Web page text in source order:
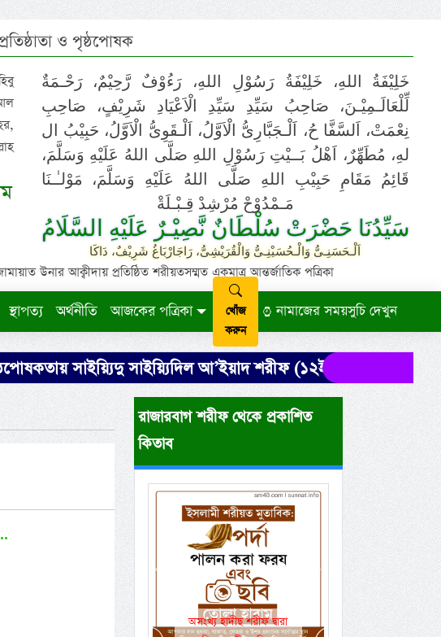
ও পৃষ্ঠপোষক
خَلِيْفَةُ اللهِ، خَلِيْفَةُ رَسُوْلِ اللهِ، رَءُوْفٌ رَّحِيْمٌ، رَحْـمَةٌ
لِّلْعَالَـمِيْـنَ، صَاحِبُ سَيِّدِ سَيِّدِ الْاَعْيَادِ شَرِيْفٍ، صَاحِبِ
نِعْمَتْ، اَلسَّفَّا حُ، اَلْـجَبَّارِىُّ الْاَوَّلُ، اَلْـقَوِىُّ الْاَوَّلُ، حَبِيْبُ ال
لهِ، مُطَهِّرٌ، اَهْلُ بَــيْتِ رَسُوْلِ اللهِ صَلَّى اللهُ عَلَيْهِ وَسَلَّمَ،
قَائِمُ مَقَامِ حَبِيْبِ اللهِ صَلَّى اللهُ عَلَيْهِ وَسَلَّمَ، مَوْلـٰـنَا
مَـمْدُوْحْ مُرْشِدْ قِـبْـلَةْ
سَيِّدُنَا حَضْرَتْ سُلْطَانٌ نَّصِيْـرٌ عَلَيْهِ السَّلَامُ
اَلْـحَسَنِـىُّ وَالْـحُسَيْنِـىُّ وَالْقُرَيْشِىُّ، رَاجَارْبَاغُ شَرِيْفٌ، دَاكَا
উনার আক্বীদায় প্রতিষ্ঠিত শরীয়তসম্মত একমাত্র আন্তর্জাতিক পত্রিকা
স্থাপত্য অর্থনীতি আজকের পত্রিকা
খোঁজ
করুন
নামাজের সময়সুচি দেখুন
সাইয়্যিদু সাইয়্যিদিল আ’ইয়াদ শরীফ (১২ই রবীউল আউওয়াল শরীফ)
রাজারবাগ শরীফ থেকে প্রকাশিত
কিতাব
একই রানওয়েতে সামরিক-